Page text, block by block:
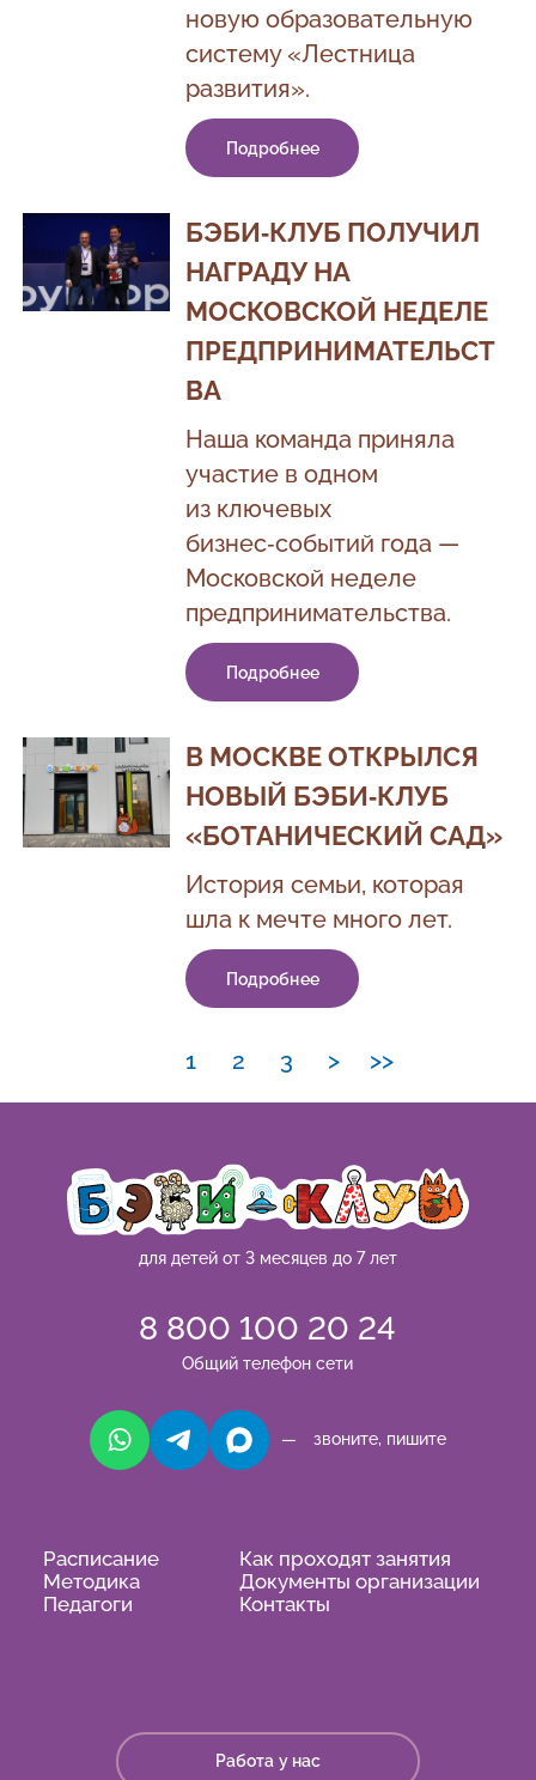
новую образовательную
систему «Лестница
развития».
Подробнее
БЭБИ‑КЛУБ ПОЛУЧИЛ
НАГРАДУ НА
МОСКОВСКОЙ НЕДЕЛЕ
ПРЕДПРИНИМАТЕЛЬСТ
ВА
Наша команда приняла
участие в одном
из ключевых
бизнес‑событий года —
Московской неделе
предпринимательства.
Подробнее
В МОСКВЕ ОТКРЫЛСЯ
НОВЫЙ БЭБИ‑КЛУБ
«БОТАНИЧЕСКИЙ САД»
История семьи, которая
шла к мечте много лет.
Подробнее
1 2 3 > >>
для детей от 3 месяцев до 7 лет
8 800 100 20 24
Общий телефон сети
— звоните, пишите
Расписание
Методика
Педагоги
Как проходят занятия
Документы организации
Контакты
Работа у нас